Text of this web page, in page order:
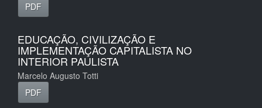
PDF
EDUCAÇÃO, CIVILIZAÇÃO E
IMPLEMENTAÇÃO CAPITALISTA NO
INTERIOR PAULISTA
Marcelo Augusto Totti
PDF